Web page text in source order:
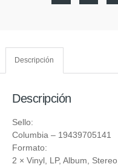
Descripción
Descripción
Sello:
Columbia ‎– 19439705141
Formato:
2 × Vinyl , LP, Album, Stereo,